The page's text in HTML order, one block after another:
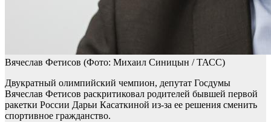
Вячеслав Фетисов (Фото: Михаил Синицын / ТАСС)
Двукратный олимпийский чемпион, депутат Госдумы
Вячеслав Фетисов раскритиковал родителей бывшей первой
ракетки России Дарьи Касаткиной из-за ее решения сменить
спортивное гражданство.